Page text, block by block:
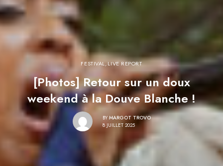
FESTIVAL,LIVE REPORT
[Photos] Retour sur un doux
weekend à la Douve Blanche !
BY MARGOT TROVO
8 JUILLET 2025